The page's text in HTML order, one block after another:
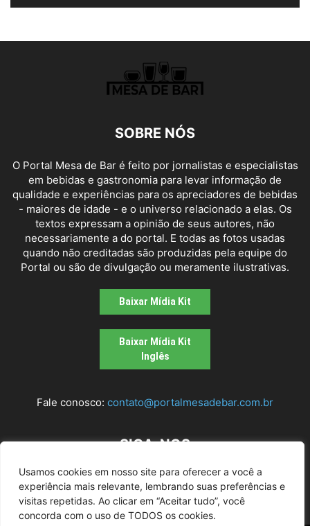
Usamos cookies em nosso site para oferecer a você a
experiência mais relevante, lembrando suas preferências e
visitas repetidas. Ao clicar em “Aceitar tudo”, você
concorda com o uso de TODOS os cookies.
SOBRE NÓS
O Portal Mesa de Bar é feito por jornalistas e especialistas
em bebidas e gastronomia para levar informação de
qualidade e experiências para os apreciadores de bebidas
- maiores de idade - e o universo relacionado a elas. Os
textos expressam a opinião de seus autores, não
necessariamente a do portal. E todas as fotos usadas
quando não creditadas são produzidas pela equipe do
Portal ou são de divulgação ou meramente ilustrativas.
Baixar Mídia Kit
Baixar Mídia Kit
Inglês
Fale conosco: contato@portalmesadebar.com.br
SIGA-NOS